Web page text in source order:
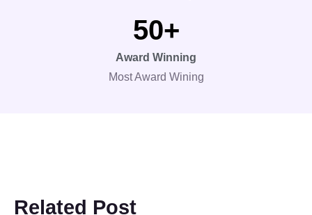
Award Winning
50+
Most Award Wining
Related Post